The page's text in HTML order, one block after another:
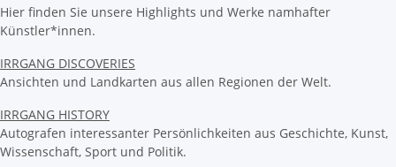
Hier finden Sie unsere Highlights und Werke namhafter
Künstler*innen.
IRRGANG DISCOVERIES
Ansichten und Landkarten aus allen Regionen der Welt.
IRRGANG HISTORY
Autografen interessanter Persönlichkeiten aus Geschichte, Kunst,
Wissenschaft, Sport und Politik.